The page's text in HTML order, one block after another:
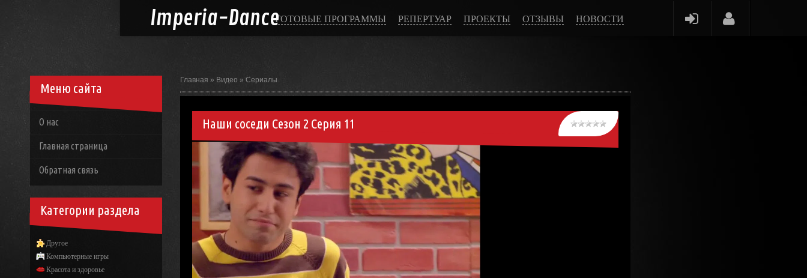
Imperia-DanceГОТОВЫЕ ПРОГРАММЫ РЕПЕРТУАР ПРОЕКТЫ ОТЗЫВЫ НОВОСТИ
Главная » Видео » Сериалы
Наши соседи Сезон 2 Серия 11
Меню сайта
О нас
Главная страница
Обратная связь
Категории раздела
Другое
Компьютерные игры
Красота и здоровье